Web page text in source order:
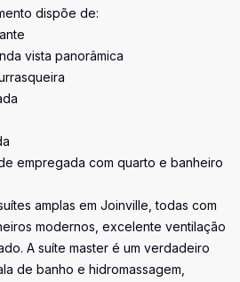
dispõe de:
vista panorâmica
empregada com quarto e banheiro
amplas em Joinville, todas com
modernos, excelente ventilação
A suíte master é um verdadeiro
de banho e hidromassagem,